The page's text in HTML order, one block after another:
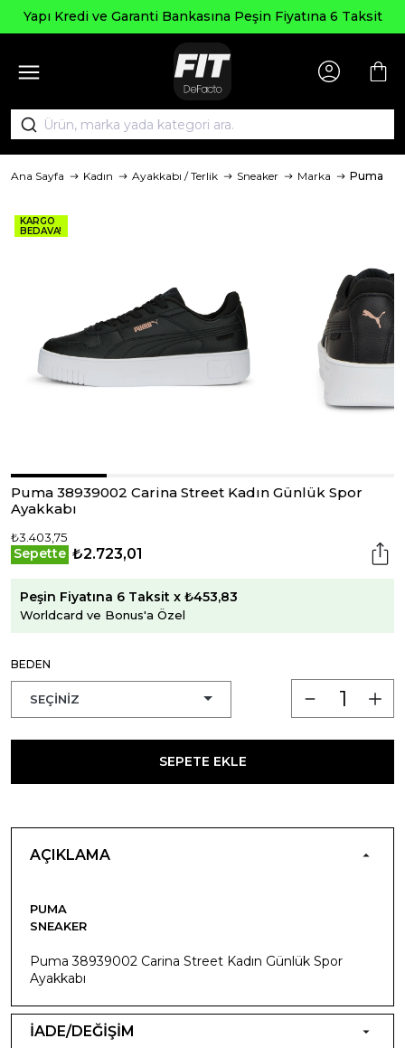
Yapı Kredi ve Garanti Bankasına Peşin Fiyatına 6 Taksit
Ana Sayfa Kadın Ayakkabı / Terlik Sneaker Marka Puma
KARGO
BEDAVA!
Puma 38939002 Carina Street Kadın Günlük Spor
Ayakkabı
₺3.403,75
Sepette ₺2.723,01
Peşin Fiyatına 6 Taksit x ₺453,83
Worldcard ve Bonus'a Özel
BEDEN
SEPETE EKLE
AÇIKLAMA
PUMA
SNEAKER
Puma 38939002 Carina Street Kadın Günlük Spor
Ayakkabı
İADE/DEĞİŞİM